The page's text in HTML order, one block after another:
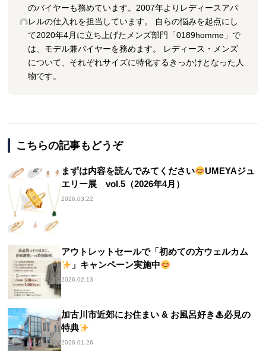
のバイヤーも務めています。2007年よりレディースアパ
レルの仕入れを担当しています。 自らの悩みを起点にし
て2020年4月に立ち上げたメンズ部門「0189homme」で
は、モデル兼バイヤーを務めます。 レディース・メンズ
について、それぞれサイズに特化するきっかけとなった人
物です。
こちらの記事もどうぞ
まずは内容を読んでみてください
UMEYAジュ
エリー展 vol.5（2026年4月）
2026.03.22
アウトレットセールで「初めての方ウェルカム
」キャンペーン実施中
2026.02.13
加古川市近郊にお住まい & お風呂好き♨必見の
特典
2026.01.26